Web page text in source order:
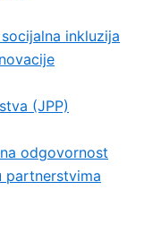
inkluzija
(JPP)
odgovornost
partnerstvima